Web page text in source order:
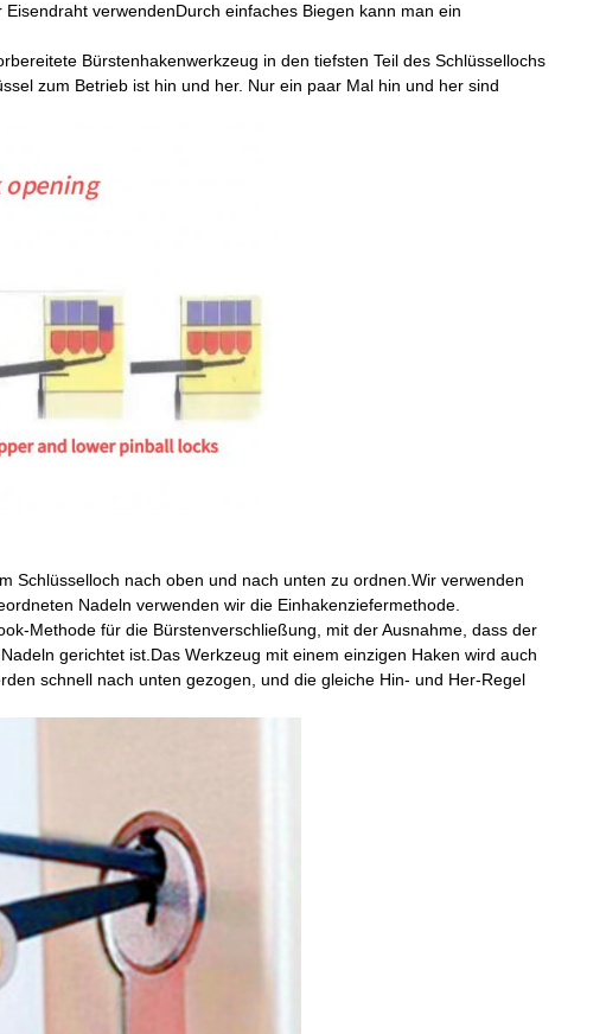
verwendenDurch einfaches Biegen kann man ein
Bürstenhakenwerkzeug in den tiefsten Teil des Schlüssellochs
zum Betrieb ist hin und her. Nur ein paar Mal hin und her sind
Schlüsselloch nach oben und nach unten zu ordnen.Wir verwenden
Nadeln verwenden wir die Einhakenziefermethode.
Methode für die Bürstenverschließung, mit der Ausnahme, dass der
gerichtet ist.Das Werkzeug mit einem einzigen Haken wird auch
schnell nach unten gezogen, und die gleiche Hin- und Her-Regel